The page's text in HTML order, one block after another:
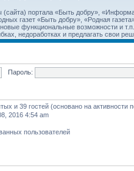
(сайта) портала «Быть добру»,
газет «Быть добру», «Родная
функциональные возможности и
недоработках и предлагать свои
Пароль:
и 39 гостей (основано на активности
2016 4:54 am
пользователей